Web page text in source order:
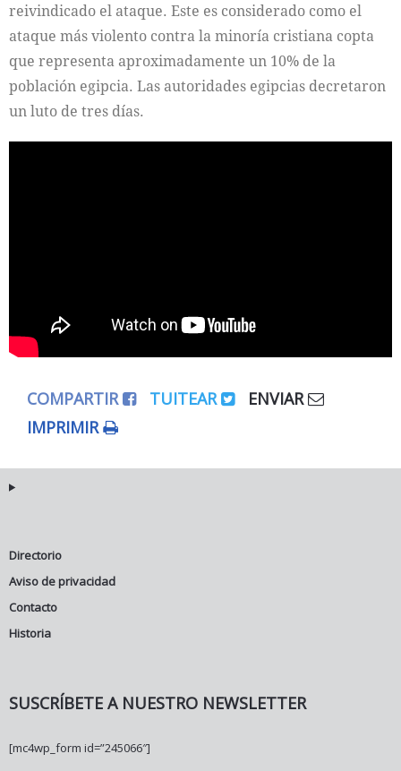
reivindicado el ataque. Este es considerado como el
ataque más violento contra la minoría cristiana copta
que representa aproximadamente un 10% de la
población egipcia. Las autoridades egipcias decretaron
un luto de tres días.
COMPARTIR TUITEAR
ENVIAR
IMPRIMIR
Directorio
Aviso de privacidad
Contacto
Historia
SUSCRÍBETE A NUESTRO NEWSLETTER
[mc4wp_form id=”245066″]